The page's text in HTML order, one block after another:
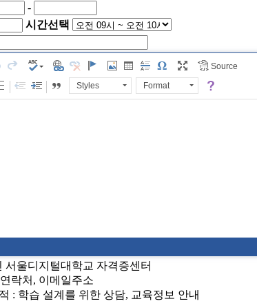
-
시간선택
Source
Styles
Format
서울디지털대학교 자격증센터
락처, 이메일주소
: 학습 설계를 위한 상담, 교육정보 안내